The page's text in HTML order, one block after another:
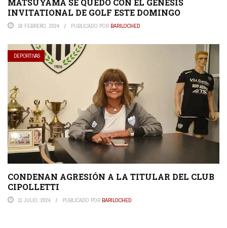
MATSUYAMA SE QUEDÓ CON EL GÉNESIS
INVITATIONAL DE GOLF ESTE DOMINGO
18 FEBRERO, 2024 PUBLICADO POR BARILOCHED
DEPORTIVAS
CONDENAN AGRESIÓN A LA TITULAR DEL CLUB
CIPOLLETTI
11 JULIO, 2024 PUBLICADO POR BARILOCHED